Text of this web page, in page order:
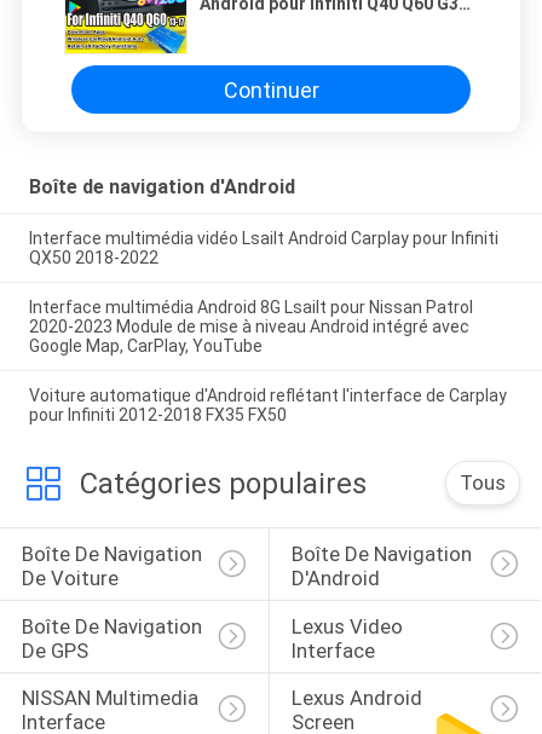
Android pour Infiniti Q40 Q60 G37
Continuer
Boîte de navigation d'Android
Interface multimédia vidéo Lsailt Android Carplay pour Infiniti
QX50 2018-2022
Interface multimédia Android 8G Lsailt pour Nissan Patrol
2020-2023 Module de mise à niveau Android intégré avec
Google Map, CarPlay, YouTube
Voiture automatique d'Android reflétant l'interface de Carplay
pour Infiniti 2012-2018 FX35 FX50
Catégories populaires Tous
Boîte De Navigation
De Voiture
Boîte De Navigation
D'Android
Boîte De Navigation
De GPS
Lexus Video
Interface
NISSAN Multimedia
Interface
Lexus Android
Screen